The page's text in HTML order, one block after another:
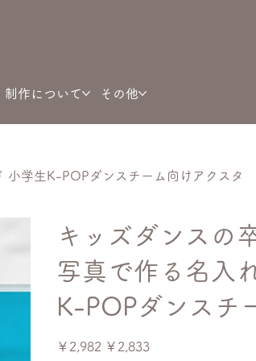
制作について その他
小学生K-POPダンスチーム向けアクスタ
キッズダンスの
写真で作る名入
K-POPダンスチ
の
￥2,982
ー
￥2,833